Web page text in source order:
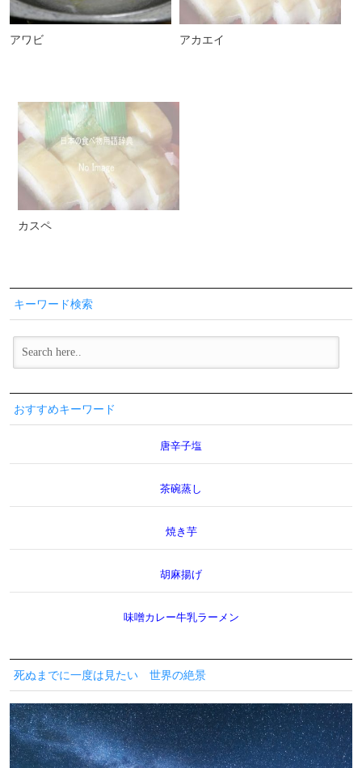
アワビ アカエイ
カスペ
キーワード検索
おすすめキーワード
唐辛子塩
茶碗蒸し
焼き芋
胡麻揚げ
味噌カレー牛乳ラーメン
死ぬまでに一度は見たい 世界の絶景